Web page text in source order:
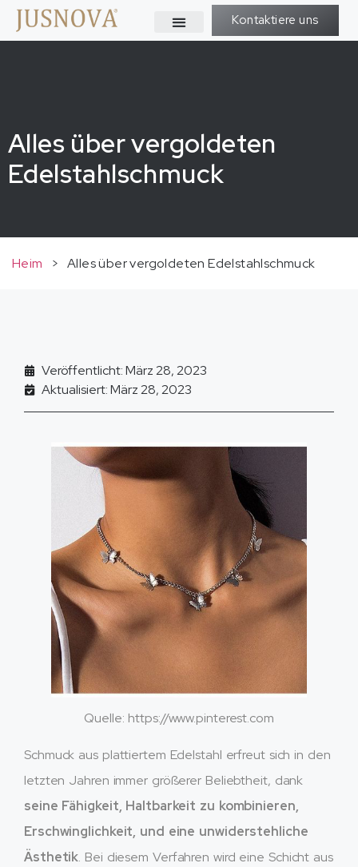
Kontaktiere uns
Alles über vergoldeten
Edelstahlschmuck
Heim > Alles über vergoldeten Edelstahlschmuck
Veröffentlicht: März 28, 2023
Aktualisiert: März 28, 2023
Quelle: https://www.pinterest.com
Schmuck aus plattiertem Edelstahl erfreut sich in den
letzten Jahren immer größerer Beliebtheit, dank
seine Fähigkeit, Haltbarkeit zu kombinieren,
Erschwinglichkeit, und eine unwiderstehliche
Ästhetik. Bei diesem Verfahren wird eine Schicht aus